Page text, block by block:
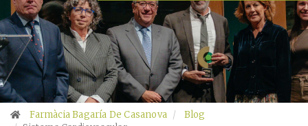
Xerrades
Promocions
Encárrec
fórmules
Farmàcia Bagaría De Casanova
Blog